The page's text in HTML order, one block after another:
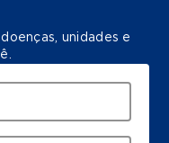
unidades e